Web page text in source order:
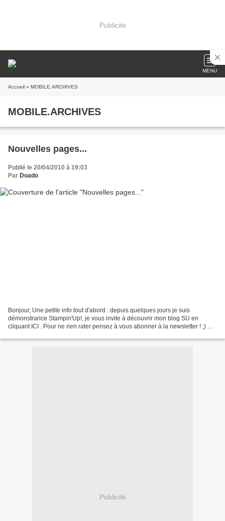
Publicité
MENU
Accueil » MOBILE.ARCHIVES
MOBILE.ARCHIVES
Nouvelles pages...
Publié le 20/04/2010 à 19:03
Par Doado
Bonjour, Une petite info tout d'abord : depuis quelques jours je suis
démonstrarice Stampin'Up!, je vous invite à découvrir mon blog SU en
cliquant ICI . Pour ne rien rater pensez à vous abonner à la newsletter ! ;) Et
Publicité